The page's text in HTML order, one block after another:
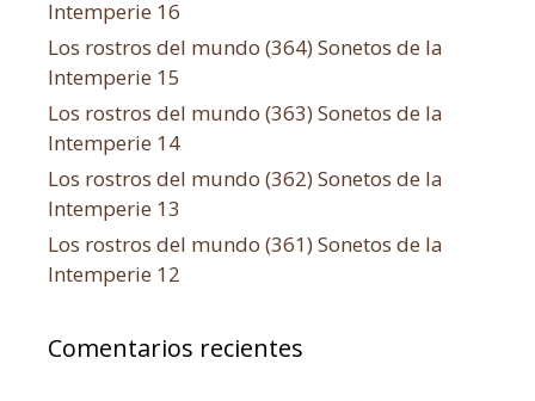
Intemperie 16
Los rostros del mundo (364) Sonetos de la
Intemperie 15
Los rostros del mundo (363) Sonetos de la
Intemperie 14
Los rostros del mundo (362) Sonetos de la
Intemperie 13
Los rostros del mundo (361) Sonetos de la
Intemperie 12
Comentarios recientes